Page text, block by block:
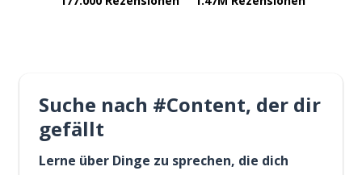
Suche nach #Content, der dir
gefällt
Lerne über Dinge zu sprechen, die dich